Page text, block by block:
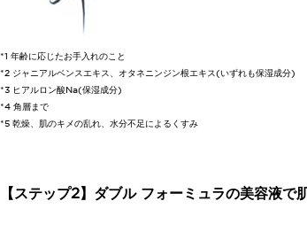
*1 年齢に応じたお手入れのこと
*2 ジャニアルベンスエキス、オタネニンジン根エキス(いずれも保湿成分)
*3 ヒアルロン酸Na(保湿成分)
*4 角層まで
*5 乾燥、肌のキメの乱れ、水分不足によるくすみ
【ステップ2】ダブル フォーミュラの美容液で